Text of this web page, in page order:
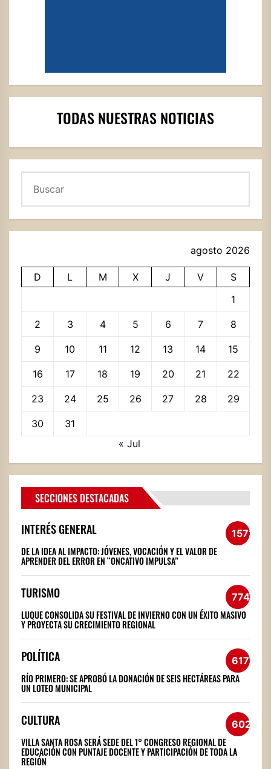
TODAS NUESTRAS NOTICIAS
agosto 2026
D L M X J V
S
1
2 3 4 5 6 7 8
9 10 11 12 13 14 15
16 17 18 19 20 21 22
23 24 25 26 27 28 29
30
31
« Jul
SECCIONES DESTACADAS
INTERÉS GENERAL 1572
DE LA IDEA AL IMPACTO: JÓVENES, VOCACIÓN Y EL VALOR DE
APRENDER DEL ERROR EN “ONCATIVO IMPULSA”
TURISMO 774
LUQUE CONSOLIDA SU FESTIVAL DE INVIERNO CON UN ÉXITO MASIVO
Y PROYECTA SU CRECIMIENTO REGIONAL
POLÍTICA 617
RÍO PRIMERO: SE APROBÓ LA DONACIÓN DE SEIS HECTÁREAS PARA
UN LOTEO MUNICIPAL
CULTURA 602
VILLA SANTA ROSA SERÁ SEDE DEL 1° CONGRESO REGIONAL DE
EDUCACIÓN CON PUNTAJE DOCENTE Y PARTICIPACIÓN DE TODA LA
REGIÓN